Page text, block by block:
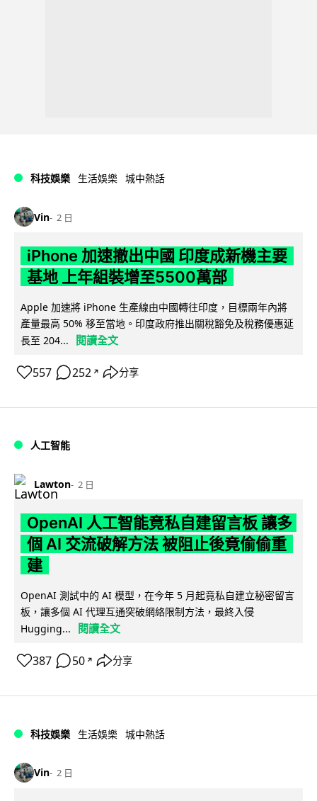
科技娛樂 生活娛樂 城中熱話
Vin 2 日
iPhone 加速撤出中國 印度成新機主要
基地 上年組裝增至5500萬部
Apple 加速將 iPhone 生產線由中國轉往印度，目標兩年內將
產量最高 50% 移至當地。印度政府推出關稅豁免及稅務優惠延
長至 204...
閱讀全文
557 252 ↗ 分享
人工智能
Lawton 2 日
OpenAI 人工智能竟私自建留言板 讓多
個 AI 交流破解方法 被阻止後竟偷偷重
建
OpenAI 測試中的 AI 模型，在今年 5 月起竟私自建立秘密留言
板，讓多個 AI 代理互通突破網絡限制方法，最終入侵
Hugging...
閱讀全文
387 50 ↗ 分享
科技娛樂 生活娛樂 城中熱話
Vin 2 日